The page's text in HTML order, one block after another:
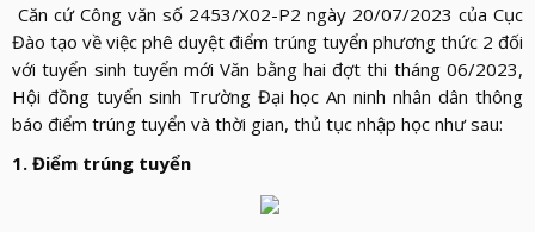
TỚI
BẦU
CỬ
VÀ
TẠP
CHÍ
AN
NINH
TIN
TỨC
TẠO
Căn cứ Công văn số 2453/X02-P2 ngày 20/07/2023 của Cục
Đào tạo về việc phê duyệt điểm trúng tuyển phương thức 2 đối
với tuyển sinh tuyển mới Văn bằng hai đợt thi tháng 06/2023,
Hội đồng tuyển sinh Trường Đại học An ninh nhân dân thông
báo điểm trúng tuyển và thời gian, thủ tục nhập học như sau:
1. Điểm trúng tuyển